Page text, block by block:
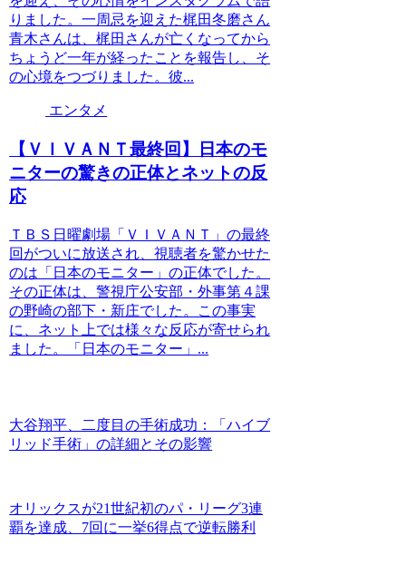
りました。一周忌を迎えた梶田冬磨さん
青木さんは、梶田さんが亡くなってから
ちょうど一年が経ったことを報告し、そ
の心境をつづりました。彼...
エンタメ
【ＶＩＶＡＮＴ最終回】日本のモ
ニターの驚きの正体とネットの反
応
ＴＢＳ日曜劇場「ＶＩＶＡＮＴ」の最終
回がついに放送され、視聴者を驚かせた
のは「日本のモニター」の正体でした。
その正体は、警視庁公安部・外事第４課
の野崎の部下・新庄でした。この事実
に、ネット上では様々な反応が寄せられ
ました。「日本のモニター」...
大谷翔平、二度目の手術成功：「ハイブ
リッド手術」の詳細とその影響
オリックスが21世紀初のパ・リーグ3連
覇を達成、7回に一挙6得点で逆転勝利